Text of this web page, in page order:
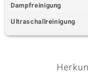
Dampfreinigung
Ultraschallreinigung